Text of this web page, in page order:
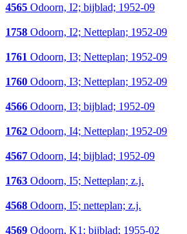
4565 Odoorn, I2; bijblad; 1952-09
1758 Odoorn, I2; Netteplan; 1952-09
1761 Odoorn, I3; Netteplan; 1952-09
1760 Odoorn, I3; Netteplan; 1952-09
4566 Odoorn, I3; bijblad; 1952-09
1762 Odoorn, I4; Netteplan; 1952-09
4567 Odoorn, I4; bijblad; 1952-09
1763 Odoorn, I5; Netteplan; z.j.
4568 Odoorn, I5; netteplan; z.j.
4569 Odoorn, K1; bijblad; 1955-02